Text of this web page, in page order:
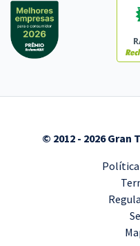
© 2012 - 2026 Gran
Política